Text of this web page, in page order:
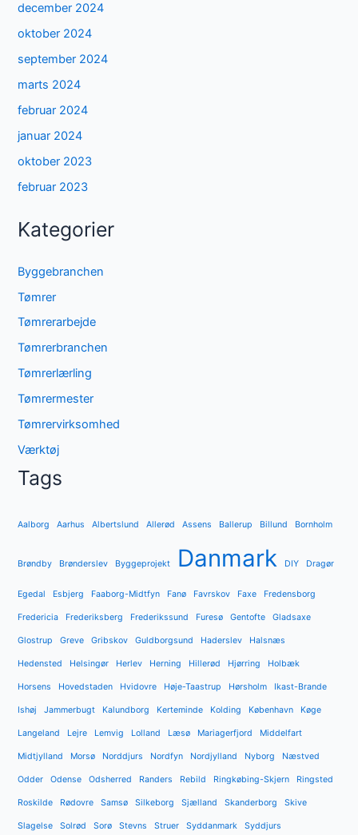
december 2024
oktober 2024
september 2024
marts 2024
februar 2024
januar 2024
oktober 2023
februar 2023
Kategorier
Byggebranchen
Tømrer
Tømrerarbejde
Tømrerbranchen
Tømrerlærling
Tømrermester
Tømrervirksomhed
Værktøj
Tags
Aalborg Aarhus Albertslund Allerød Assens Ballerup Billund Bornholm
Brøndby Brønderslev Byggeprojekt Danmark DIY Dragør
Egedal Esbjerg Faaborg-Midtfyn Fanø Favrskov Faxe Fredensborg
Fredericia Frederiksberg Frederikssund Furesø Gentofte Gladsaxe
Glostrup Greve Gribskov Guldborgsund Haderslev Halsnæs
Hedensted Helsingør Herlev Herning Hillerød Hjørring Holbæk
Horsens Hovedstaden Hvidovre Høje-Taastrup Hørsholm Ikast-Brande
Ishøj Jammerbugt Kalundborg Kerteminde Kolding København Køge
Langeland Lejre Lemvig Lolland Læsø Mariagerfjord Middelfart
Midtjylland Morsø Norddjurs Nordfyn Nordjylland Nyborg Næstved
Odder Odense Odsherred Randers Rebild Ringkøbing-Skjern Ringsted
Roskilde Rødovre Samsø Silkeborg Sjælland Skanderborg Skive
Slagelse Solrød Sorø Stevns Struer Syddanmark Syddjurs